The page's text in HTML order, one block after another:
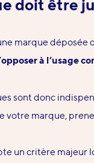
doit être
marque
à l’usage
sont donc
votre marque,
un critère majeur